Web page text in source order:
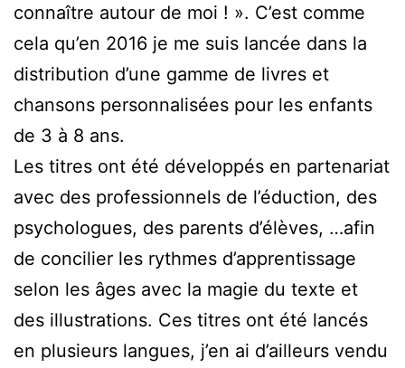
connaître autour de moi ! ». C’est comme
cela qu’en 2016 je me suis lancée dans la
distribution d’une gamme de livres et
chansons personnalisées pour les enfants
de 3 à 8 ans.
Les titres ont été développés en partenariat
avec des professionnels de l’éduction, des
psychologues, des parents d’élèves, …afin
de concilier les rythmes d’apprentissage
selon les âges avec la magie du texte et
des illustrations. Ces titres ont été lancés
en plusieurs langues, j’en ai d’ailleurs vendu